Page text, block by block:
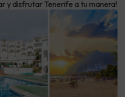
y disfrutar Tenerife a tu manera!